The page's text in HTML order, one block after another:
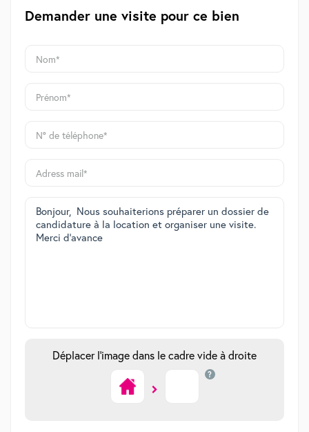
Demander une visite pour ce bien
Déplacer l'image dans le cadre vide à droite
?